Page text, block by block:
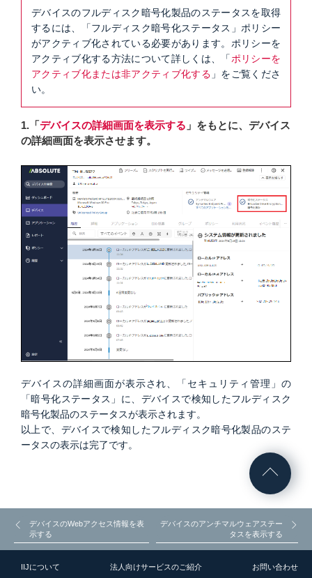
デバイスのフルディスク暗号化製品のステータスを取得
するには、「フルディスク暗号化ステータス」ポリシー
がアクティブ化されている必要があります。ポリシーを
アクティブ化する方法について詳しくは、「 ポリシーを
アクティブ化または非アクティブ化する 」をご覧くださ
い。
1.「デバイスの詳細画面を表示する 」をもとに、デバイス
の詳細画面を表示させます。
デバイスの詳細画面が表示され、「セキュリティ管理」の
「暗号化ステータス」に、デバイスで検知したフルディスク
暗号化製品のステータスが表示されます。
以上で、デバイスで検知したフルディスク暗号化製品のステ
ータスの表示は完了です。
デバイスのWebアクセス情報を表
示する
デバイスのアンチマルウェアステー
タスを表示する
IIJについて 法人向けサービスのご紹介 お問い合わせ